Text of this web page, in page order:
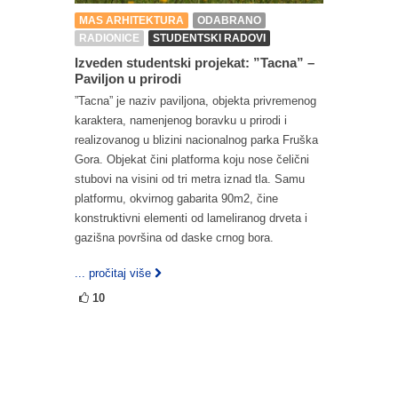
MAS ARHITEKTURA
ODABRANO
RADIONICE
STUDENTSKI RADOVI
Izveden studentski projekat: ”Tacna” –
Paviljon u prirodi
”Tacna” je naziv paviljona, objekta privremenog
karaktera, namenjenog boravku u prirodi i
realizovanog u blizini nacionalnog parka Fruška
Gora. Objekat čini platforma koju nose čelični
stubovi na visini od tri metra iznad tla. Samu
platformu, okvirnog gabarita 90m2, čine
konstruktivni elementi od lameliranog drveta i
gazišna površina od daske crnog bora.
... pročitaj više
10